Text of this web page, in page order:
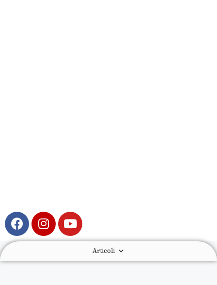
Articoli